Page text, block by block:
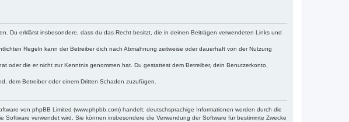
Du erklärst insbesondere, dass du das Recht besitzt, die in deinen Beiträgen verwendeten Links und
Regeln kann der Betreiber dich nach Abmahnung zeitweise oder dauerhaft von der Nutzung
oder die er nicht zur Kenntnis genommen hat. Du gestattest dem Betreiber, dein Benutzerkonto,
dem Betreiber oder einem Dritten Schaden zuzufügen.
von phpBB Limited (www.phpbb.com) handelt; deutschsprachige Informationen werden durch die
verwendet wird. Sie können insbesondere die Verwendung der Software für bestimmte Zwecke